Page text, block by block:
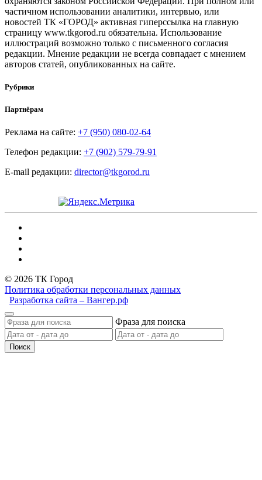
частичном использовании аналитики, интервью, или
новостей ТК «ГОРОД» активная гиперссылка на главную
страницу www.tkgorod.ru обязательна. Использование
иллюстраций возможно только с письменного согласия
редакции. Мнение редакции не всегда совпадает с мнением
авторов статей, опубликованных на сайте.
Рубрики
Партнёрам
Реклама на сайте: +7 (950) 080-02-64
Телефон редакции: +7 (902) 579-79-91
E-mail редакции: director@tkgorod.ru
© 2026 ТК Город
Политика обработки персональных данных
Разработка сайта – Вангер.рф
Фраза для поиска
Поиск